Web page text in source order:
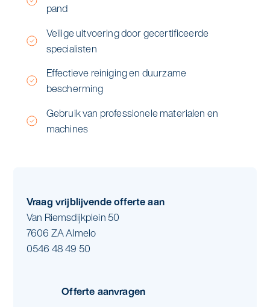
Vraag vrijblijvende offerte aan
Van Riemsdijkplein 50
7606 ZA Almelo
0546 48 49 50
Offerte aanvragen
pand
Veilige uitvoering door gecertificeerde
specialisten
Effectieve reiniging en duurzame
bescherming
Gebruik van professionele materialen en
machines